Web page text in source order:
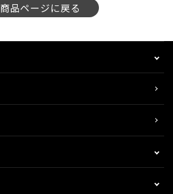
商品ページに戻る